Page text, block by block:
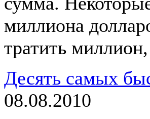
миллиона
тратить
Десять самых
08.08.2010